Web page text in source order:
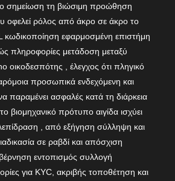
σημείωση τη βιώσιμη προώθηση
οφελεί ρόλος από άκρο σε άκρο το
κωδικοποίηση εφαρμοσμένη επιστήμη
πληροφορίες μετάδοση μεταξύ
οικοδεσπότης , έλεγχος ότι πληγικό
προσωπικά ενδεχόμενη και
παραμένει ασφαλές κατά τη διάρκεια
βιομηχανικό πρότυπο αιγίδα ισχύει
, από εξήγηση σύλληψη και
σε ραβδί και απόσχιση
εντοπισμός συλλογή
για KYC, ακριβής τοποθέτηση και